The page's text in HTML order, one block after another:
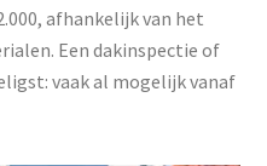
afhankelijk van het
Een dakinspectie of
vaak al mogelijk vanaf